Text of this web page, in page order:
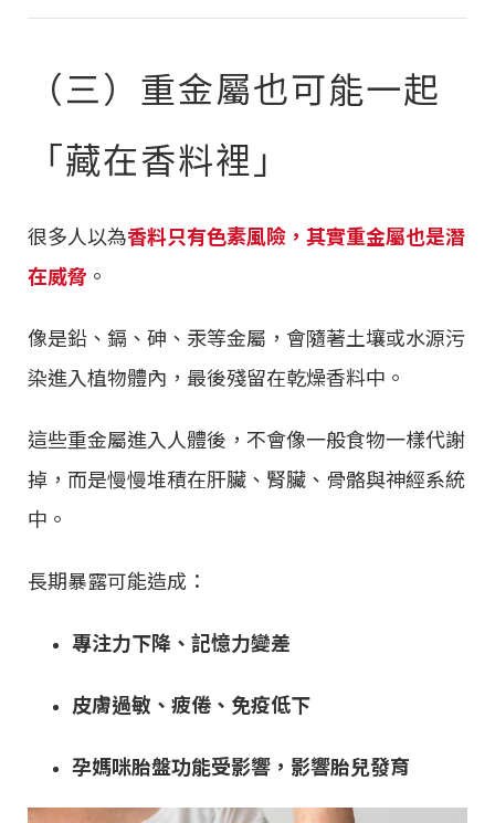
（三）重金屬也可能一起
「藏在香料裡」
很多人以為香料只有色素風險，其實重金屬也是潛
在威脅 。
像是鉛、鎘、砷、汞等金屬，會隨著土壤或水源污
染進入植物體內，最後殘留在乾燥香料中。
這些重金屬進入人體後，不會像一般食物一樣代謝
掉，而是慢慢堆積在肝臟、腎臟、骨骼與神經系統
中。
長期暴露可能造成：
專注力下降、記憶力變差
皮膚過敏、疲倦、免疫低下
孕媽咪胎盤功能受影響，影響胎兒發育